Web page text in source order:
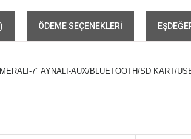
ÖDEME SEÇENEKLERI
7" AYNALI-AUX/BLUETOOTH/SD KART/